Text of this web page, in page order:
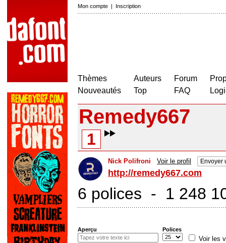
Mon compte | Inscription
Thèmes
Nouveautés
Auteurs
Top
Forum
FAQ
Remedy667
1
Nick Polifroni Voir le profil Envoyer
http://remedy667.com
6 polices - 1 248
Aperçu Polices
Voir les